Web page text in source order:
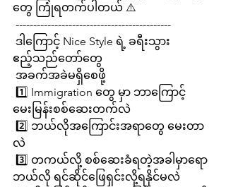
တွေ ကြုံရတက်ပါတယ် ⚠️
--------------------------------------------
ဧည့်သည်တော်တွေ
အခက်အခဲမရှိစေဖို့
မေးမြန်းစစ်ဆေးတက်လဲ
လဲ
ဘယ်လို ရင်ဆိုင်ဖြေရှင်းလို့ရနိုင်မလဲ